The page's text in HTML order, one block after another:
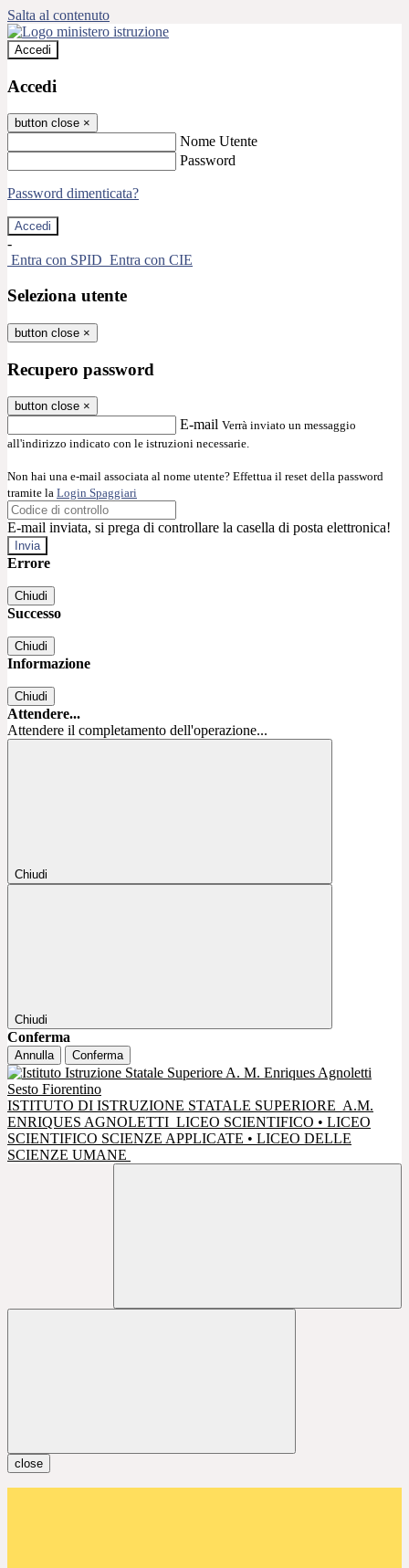
Salta al contenuto
Accedi
Accedi
button close ×
Nome Utente
Password
Password dimenticata?
-
Entra con SPID Entra con CIE
Seleziona utente
button close ×
Recupero password
button close ×
E-mail Verrà inviato un messaggio
all'indirizzo indicato con le istruzioni necessarie.
Non hai una e-mail associata al nome utente? Effettua il reset della password
tramite la Login Spaggiari
E-mail inviata, si prega di controllare la casella di posta elettronica!
Errore
Chiudi
Successo
Chiudi
Informazione
Chiudi
Attendere...
Attendere il completamento dell'operazione...
Chiudi
Chiudi
Conferma
Annulla Conferma
ISTITUTO DI ISTRUZIONE STATALE SUPERIORE A.M.
ENRIQUES AGNOLETTI LICEO SCIENTIFICO • LICEO
SCIENTIFICO SCIENZE APPLICATE • LICEO DELLE
SCIENZE UMANE
close